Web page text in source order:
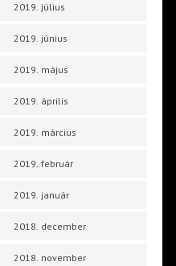
2019. július
2019. június
2019. május
2019. április
2019. március
2019. február
2019. január
2018. december
2018. november